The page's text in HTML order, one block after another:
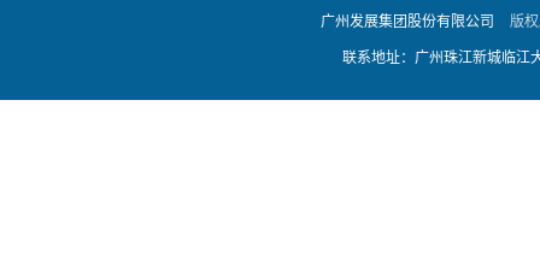
联系人：刘工
广州发展集团股份有限公司 版
联系地址：广州珠江新城临江